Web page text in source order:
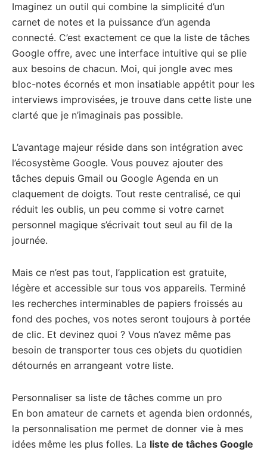
Imaginez un outil qui combine la simplicité d’un
carnet de notes et la puissance d’un agenda
connecté. C’est exactement ce que la liste de tâches
Google offre, avec une interface intuitive qui se plie
aux besoins de chacun. Moi, qui jongle avec mes
bloc-notes écornés et mon insatiable appétit pour les
interviews improvisées, je trouve dans cette liste une
clarté que je n’imaginais pas possible.
L’avantage majeur réside dans son intégration avec
l’écosystème Google. Vous pouvez ajouter des
tâches depuis Gmail ou Google Agenda en un
claquement de doigts. Tout reste centralisé, ce qui
réduit les oublis, un peu comme si votre carnet
personnel magique s’écrivait tout seul au fil de la
journée.
Mais ce n’est pas tout, l’application est gratuite,
légère et accessible sur tous vos appareils. Terminé
les recherches interminables de papiers froissés au
fond des poches, vos notes seront toujours à portée
de clic. Et devinez quoi ? Vous n’avez même pas
besoin de transporter tous ces objets du quotidien
détournés en arrangeant votre liste.
Personnaliser sa liste de tâches comme un pro
En bon amateur de carnets et agenda bien ordonnés,
la personnalisation me permet de donner vie à mes
idées même les plus folles. La liste de tâches Google